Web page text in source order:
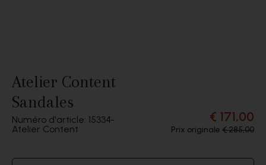
Atelier Content
Sandales
Numéro d'article: 15334
Atelier Content
€ 171,00
Prix originale € 285,00